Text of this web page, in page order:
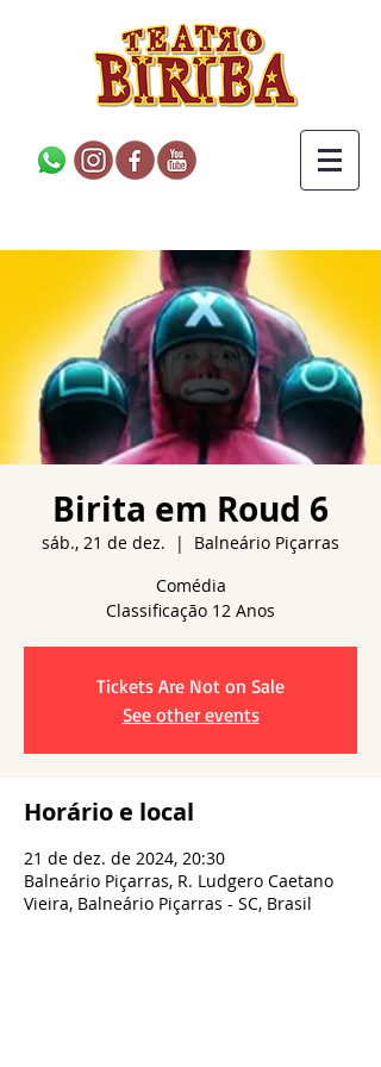
Birita em Roud 6
sáb., 21 de dez.
  |
Balneário Piçarras
Comédia
Tickets Are Not on Sale
See other events
Horário e local
21 de dez. de 2024, 20:30
Balneário Piçarras, R. Ludgero Caetano
Vieira, Balneário Piçarras - SC, Brasil